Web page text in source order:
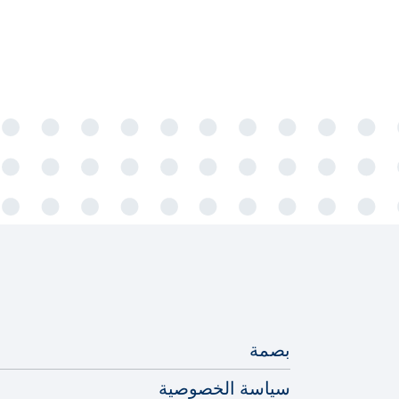
بصمة
سياسة الخصوصية